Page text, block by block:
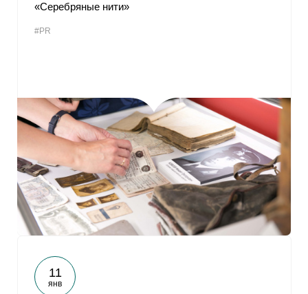
«Серебряные нити»
#PR
11
янв